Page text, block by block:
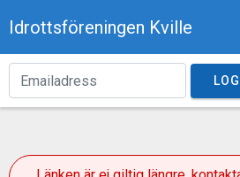
Idrottsföreningen Kville